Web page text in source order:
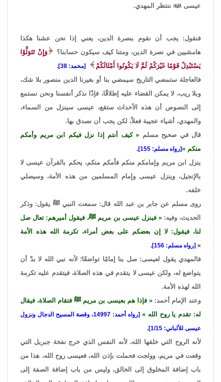
عيسى  ننتظر المهدي.
فنقول: يجب أن نقوم بنصرة الدين، يعني إذا نحن عشنا هكذا
هامشيين في نصرة الدين، ومتنا كيف سيكون حسابنا؟
وَإِنْ تَتَوَلَّوْا
يَسْتَبْدِلْ قَوْمًا غَيْرَكُمْ ثُمَّ لَا يَكُونُوا أَمْثَالَكُمْ
[محمد: 38].
فالعاجلة ستمضي التاريخ سيمضي بنا أو بغيرنا الدين منصور بلا شك،
وبلا ريب، لا يمكن القضاء عليه إطلاقًا، فإذًا نذكر أنفسنا ونحن نستمع
إلى النصوص أن هذه الأحداث ستقع، عيسى سينزل من السماء،
والمهدي، أشياء عجيبة فعلاً، لكن يجب أن نصدق بها.
قال في صحيح مسلم
كيف أنتم إذا نزل فيكم ابن مريم وأمكم
منكم
[رواه مسلم: 155].
ينزل ابن مريم وإمامكم منكم فأمكم منكم، يحكم بالقرآن عيسى لا
بالإنجيل، وينزل عيسى وإمام المسلمين من هذه الأمة، وسيصلي
خلفه.
روى مسلم عن جابر بن عبد الله قال: سمعت النبي ﷺ يقول: وذكر
الحديث، وفيه:
فينزل عيسى بن مريم ﷺ، فيقول أميرهم: تعال صل
لنا، فيقول: لا إن بعضكم على بعض أمراء، تكرمة الله هذه الأمة
[رواه مسلم: 156].
فالمهدي يقول لعيسى: صل بنا إمامًا تواضعًا؛ لأنه نبي الله لا بدّ أن
يتواضع له، ولكن عيسى لا يتقدم في هذه الصلاة، فيتقدم عليه تكرمة
الله لهذه الأمة.
وعند الإمام أحمد:
فإذا هم بعيسى بن مريم ﷺ فتقام الصلاة، فيقال
له: تقدم يا روح الله
[رواه أحمد: 14997، وقصة المسيح الدجال ونزول
عيسى للألباني: 1/15].
لأنه الروح التي خلقها الله، لأنه النفس الذي خرج نفخة جبريل التي
وقعت في مريم، وولجت فحملت بإذن الله، فعيسى روح الله، هذا من
باب إضافة المخلوق إلى الخالق، وليس من باب إضافة الصفة إلى